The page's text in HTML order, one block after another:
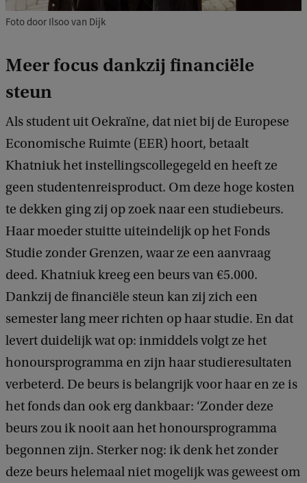
Foto door Ilsoo van Dijk
Meer focus dankzij financiële
steun
Als student uit Oekraïne, dat niet bij de Europese
Economische Ruimte (EER) hoort, betaalt
Khatniuk het instellingscollegegeld en heeft ze
geen studentenreisproduct. Om deze hoge kosten
te dekken ging zij op zoek naar een studiebeurs.
Haar moeder stuitte uiteindelijk op het Fonds
Studie zonder Grenzen, waar ze een aanvraag
deed. Khatniuk kreeg een beurs van €5.000.
Dankzij de financiële steun kan zij zich een
semester lang meer richten op haar studie. En dat
levert duidelijk wat op: inmiddels volgt ze het
honoursprogramma en zijn haar studieresultaten
verbeterd. De beurs is belangrijk voor haar en ze is
het fonds dan ook erg dankbaar: ‘Zonder deze
beurs zou ik nooit aan het honoursprogramma
begonnen zijn. Sterker nog: ik denk het zonder
deze beurs helemaal niet mogelijk was geweest om